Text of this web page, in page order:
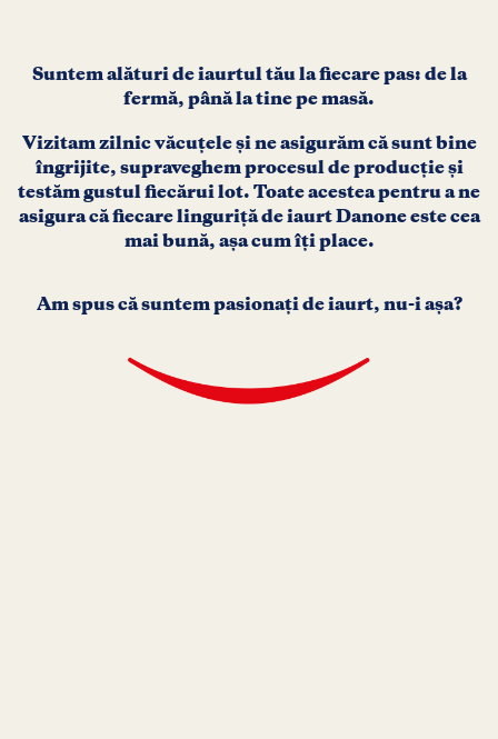
Suntem alături de iaurtul tău la fiecare pas:de la
fermă, până la tine pe masă.
Vizitam zilnic văcuţele și ne asigurăm că sunt bine
îngrijite,supraveghem procesul de producţie și
testăm gustul fiecărui lot.Toate acestea pentru a ne
asigura că fiecare linguriţă deiaurt Danone este cea
mai bună, așa cum îţi place.
Am spus că suntem pasionaţi de iaurt, nu-i așa?